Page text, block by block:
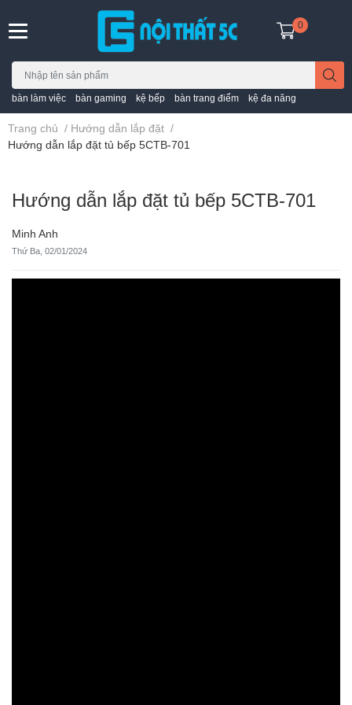
bàn làm việc bàn gaming kệ bếp bàn trang điểm kệ đa năng
0
Trang chủ / Hướng dẫn lắp đặt /
Hướng dẫn lắp đặt tủ bếp 5CTB-701
Hướng dẫn lắp đặt tủ bếp 5CTB-701
Minh Anh
Thứ Ba, 02/01/2024